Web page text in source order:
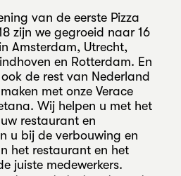
van de eerste Pizza
zijn we gegroeid naar 16
Amsterdam, Utrecht,
en Rotterdam. En
de rest van Nederland
met onze Verace
Wij helpen u met het
restaurant en
u bij de verbouwing en
het restaurant en het
juiste medewerkers.